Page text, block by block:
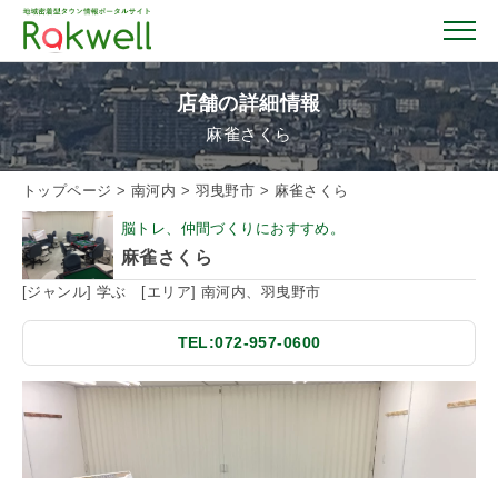
トップページ
お店を探す
イベント情報
クーポン情報
おすすめガイド
店舗の詳細情報
麻雀さくら
トップページ > 南河内 > 羽曳野市 > 麻雀さくら
脳トレ、仲間づくりにおすすめ。
麻雀さくら
[ジャンル] 学ぶ [エリア] 南河内、羽曳野市
TEL:072-957-0600